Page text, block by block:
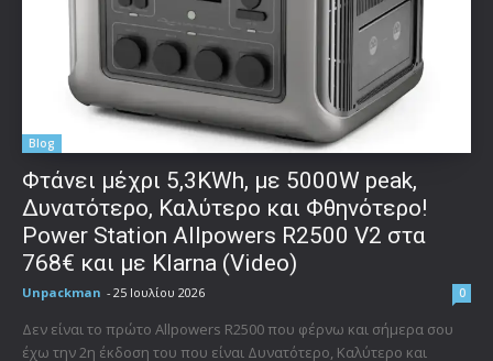
Blog
Φτάνει μέχρι 5,3KWh, με 5000W peak,
Δυνατότερο, Καλύτερο και Φθηνότερο!
Power Station Allpowers R2500 V2 στα
768€ και με Klarna (Video)
Unpackman - 25 Ιουλίου 2026 0
Δεν είναι το πρώτο Allpowers R2500 που φέρνω και σήμερα σου
έχω την 2η έκδοση του που είναι Δυνατότερο, Καλύτερο και